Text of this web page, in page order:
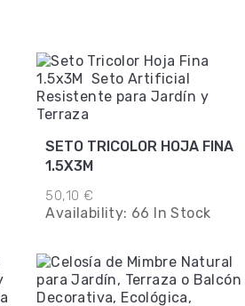
SETO TRICOLOR HOJA FINA
1.5X3M
50,10 €
Availability: 66 In Stock